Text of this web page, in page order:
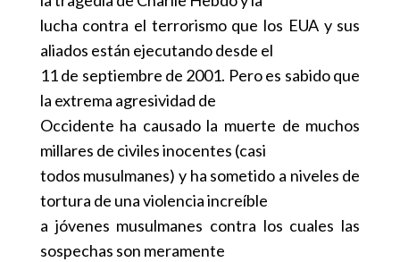
lucha contra el terrorismo que los EUA y sus
aliados están ejecutando desde el
11 de septiembre de 2001. Pero es sabido que
la extrema agresividad de
Occidente ha causado la muerte de muchos
millares de civiles inocentes (casi
todos musulmanes) y ha sometido a niveles de
tortura de una violencia increíble
a jóvenes musulmanes contra los cuales las
sospechas son meramente